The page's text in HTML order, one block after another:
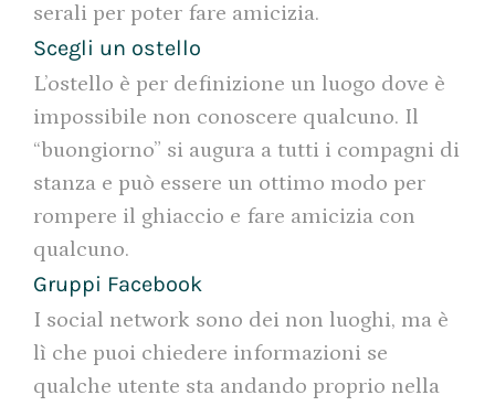
serali per poter fare amicizia.
Scegli un ostello
L’ostello è per definizione un luogo dove è
impossibile non conoscere qualcuno. Il
“buongiorno” si augura a tutti i compagni di
stanza e può essere un ottimo modo per
rompere il ghiaccio e fare amicizia con
qualcuno.
Gruppi Facebook
I social network sono dei non luoghi, ma è
lì che puoi chiedere informazioni se
qualche utente sta andando proprio nella